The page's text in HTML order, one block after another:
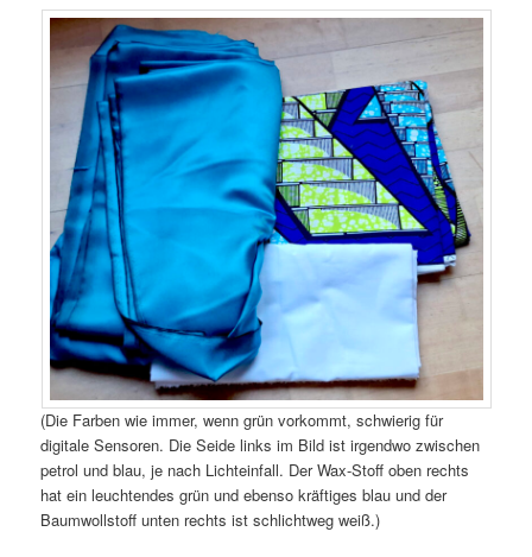
(Die Farben wie immer, wenn grün vorkommt, schwierig für
digitale Sensoren. Die Seide links im Bild ist irgendwo zwischen
petrol und blau, je nach Lichteinfall. Der Wax-Stoff oben rechts
hat ein leuchtendes grün und ebenso kräftiges blau und der
Baumwollstoff unten rechts ist schlichtweg weiß.)